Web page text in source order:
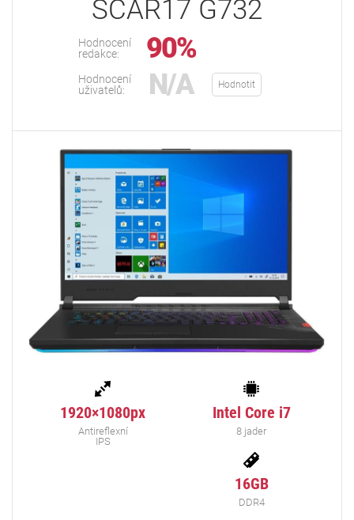
SCAR17 G732
Hodnocení
redakce:
90%
Hodnocení
uživatelů:
N/A Hodnotit
1920×1080px
Antireflexní
IPS
Intel Core i7
8 jader
16GB
DDR4